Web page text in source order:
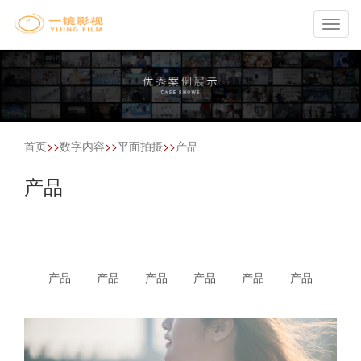
首页>>数字内容>>平面拍摄>>产品
产品
产品 产品 产品 产品 产品 产品